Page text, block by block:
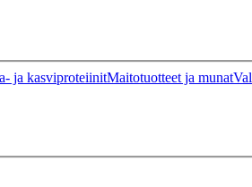
ja kasviproteiinitMaitotuotteet ja munat